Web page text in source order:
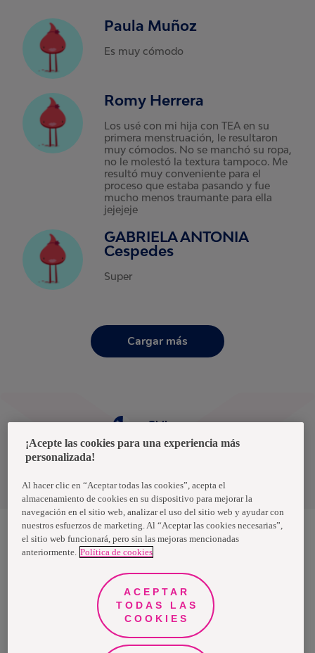
Paula Muñoz
Es muy cómodo
Romy Herrera
Los usé con mi hija con TEA en su
primera menstruación, le resultaron
muy cómodos. No se manchó su ropa,
no le molestó la textura tampoco. Me
resultó muy conveniente para el
proceso que estaba pasando y fue
mucho menos traumante para ella
jejejeje
GABRIELA ANTONIA
Cespedes
Super
Cargar más
Términos y condiciones
Chile
Nosotras, una marca de Essity - una compañía global líder en
mundo, utilizan nuestros productos, servicios y soluciones. Nuestro
propósito es romper barreras por el bienestar en beneficio de
consumidores, pacientes, cuidadores, clientes y la sociedad en
general. Vendemos en aproximadamente 150 países bajo las
principales marcas globales TENA y Tork, así como otras marcas
como Actimove, Cutimed, JOBST, Knix, Leukoplast, Libero, Libresse,
Lotus, Modibodi, Nosotras, Saba, Tempo, TOM Organic y Zewa. En
2024, Essity tuvo ventas de aproximadamente 13 mil millones de
¡Acepte las cookies para una experiencia más
personalizada!
Al hacer clic en “Aceptar todas las cookies”, acepta el
almacenamiento de cookies en su dispositivo para mejorar la
navegación en el sitio web, analizar el uso del sitio web y ayudar con
nuestros esfuerzos de marketing. Al “Aceptar las cookies necesarias”,
el sitio web funcionará, pero sin las mejoras mencionadas
anteriormente. Política de cookies
ACEPTAR
TODAS LAS
COOKIES